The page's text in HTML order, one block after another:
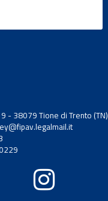
9 - 38079 Tione di Trento (TN)